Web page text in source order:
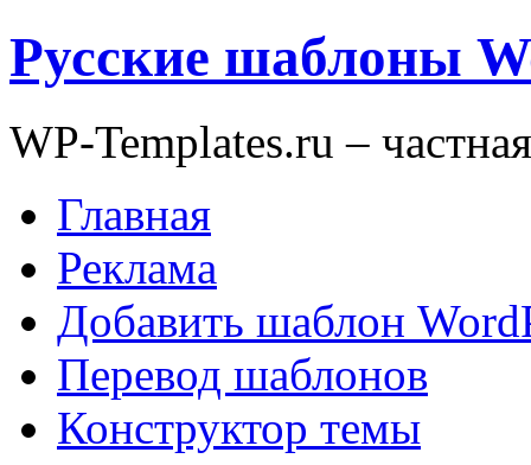
Русские шаблоны
WP-Templates.ru –
Главная
Реклама
Добавить шаблон
Перевод шаблонов
Конструктор темы